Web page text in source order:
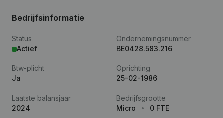
Bedrijfsinformatie
Status
Actief
Ondernemingsnummer
BE0428.583.216
Btw-plicht
Ja
Oprichting
25-02-1986
Laatste balansjaar
2024
Bedrijfsgrootte
Micro
0 FTE